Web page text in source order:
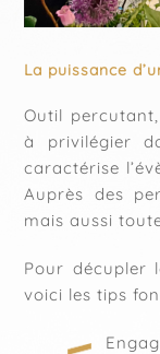
La puissance
Outil
à privilégier
caractérise
Auprès des
mais aussi
Pour décupler
voici les tips